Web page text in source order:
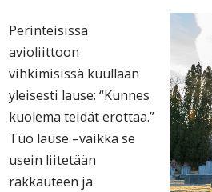
Perinteisissä
avioliittoon
vihkimisissä kuullaan
yleisesti lause: “Kunnes
kuolema teidät erottaa.”
Tuo lause –vaikka se
usein liitetään
rakkauteen ja